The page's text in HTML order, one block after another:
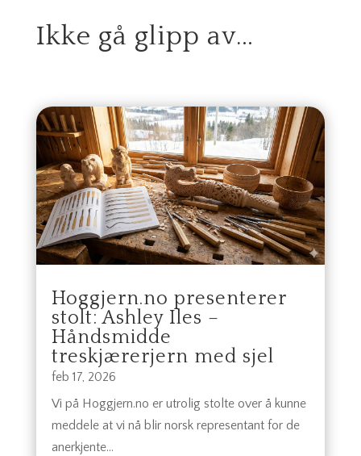
Ikke gå glipp av…
Hoggjern.no presenterer
stolt: Ashley Iles –
Håndsmidde
treskjærerjern med sjel
feb 17, 2026
Vi på Hoggjern.no er utrolig stolte over å kunne
meddele at vi nå blir norsk representant for de
anerkjente...